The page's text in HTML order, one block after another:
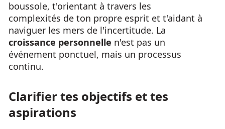
boussole, t'orientant à travers les
complexités de ton propre esprit et t'aidant à
naviguer les mers de l'incertitude. La
croissance personnelle n'est pas un
événement ponctuel, mais un processus
continu.
Clarifier tes objectifs et tes
aspirations